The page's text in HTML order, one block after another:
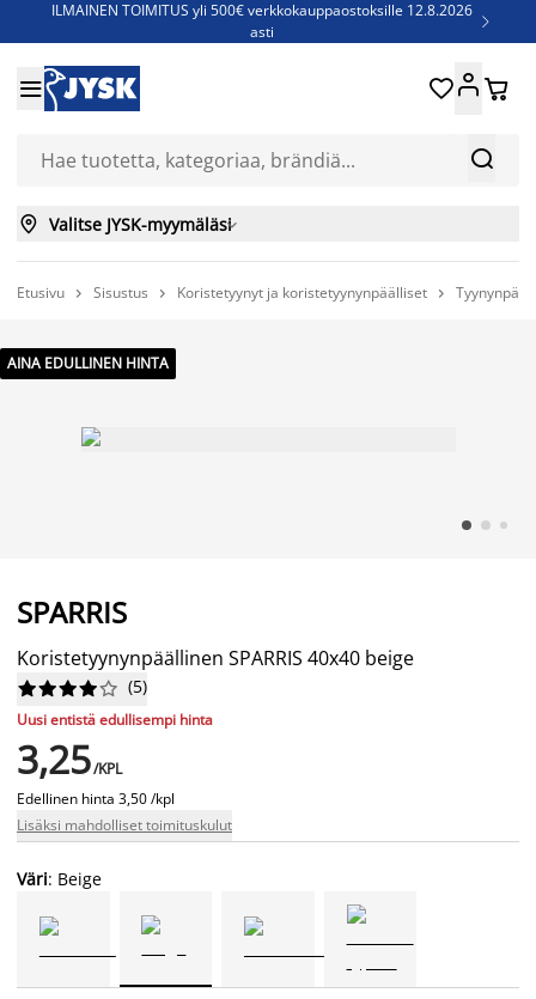
ILMAINEN TOIMITUS yli 500€ verkkokauppaostoksille 12.8.2026
asti

Jenkkisänkyjä - Säästä jopa 60%


 
 Valitse JYSK-myymäläsi
Etusivu  Sisustus  Koristetyynyt ja koristetyynynpäälliset 
AINA EDULLINEN HINTA
SPARRIS
Koristetyynynpäällinen SPARRIS 40x40 beige





 (5)
Uusi entistä edullisempi hinta
3,25/KPL
Edellinen hinta 3,50 /kpl
Lisäksi mahdolliset toimituskulut
Väri: Beige